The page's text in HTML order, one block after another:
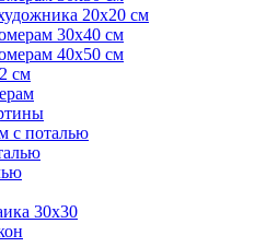
20х20 см
30х40 см
40х50 см
см
с поталью
30х30